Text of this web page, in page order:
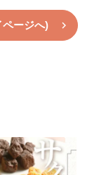
ページへ)